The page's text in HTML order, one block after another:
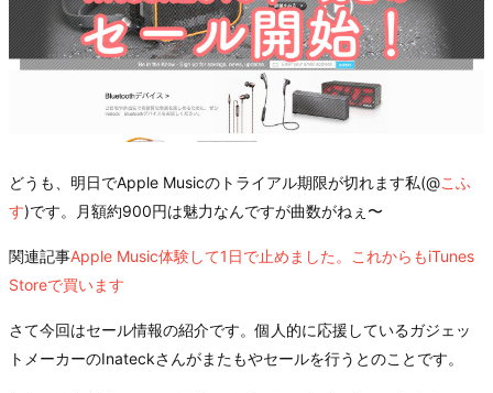
どうも、明日でApple Musicのトライアル期限が切れます私(@こふ
す)です。月額約900円は魅力なんですが曲数がねぇ〜
関連記事Apple Music体験して1日で止めました。これからもiTunes
Storeで買います
さて今回はセール情報の紹介です。個人的に応援しているガジェッ
トメーカーのInateckさんがまたもやセールを行うとのことです。